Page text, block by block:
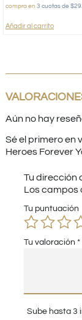
compra en 3 cuotas de
Añadir al carrito
Aún no hay
Sé el primero en
Heroes Forever
Tu dirección
Los campos
Tu puntuación
Tu valoración *
Sube hasta 3